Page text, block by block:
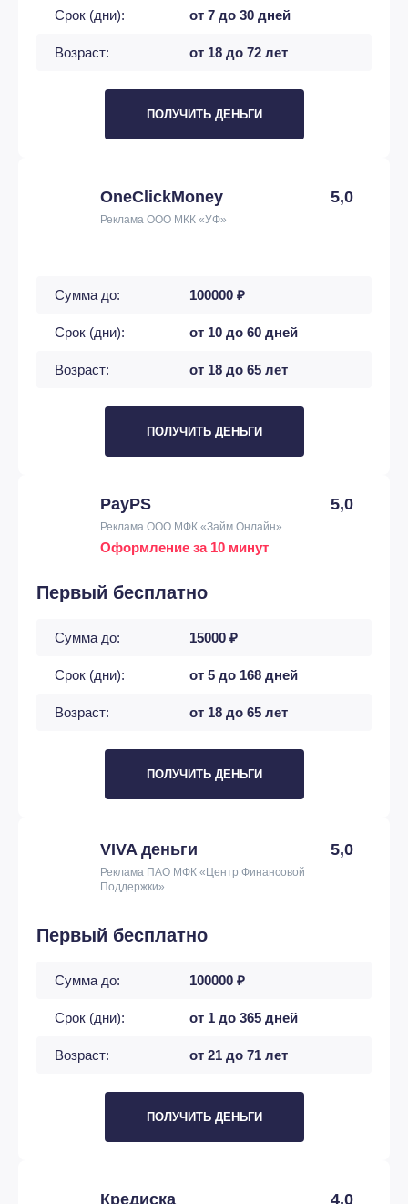
Срок (дни): от 7 до 30 дней
Возраст: от 18 до 72 лет
ПОЛУЧИТЬ ДЕНЬГИ
OneClickMoney 5,0
Реклама ООО МКК «УФ»
Сумма до: 100000 ₽
Срок (дни): от 10 до 60 дней
Возраст: от 18 до 65 лет
ПОЛУЧИТЬ ДЕНЬГИ
PayPS 5,0
Реклама ООО МФК «Займ Онлайн»
Оформление за 10 минут
Первый бесплатно
Сумма до: 15000 ₽
Срок (дни): от 5 до 168 дней
Возраст: от 18 до 65 лет
ПОЛУЧИТЬ ДЕНЬГИ
VIVA деньги 5,0
Реклама ПАО МФК «Центр Финансовой
Поддержки»
Первый бесплатно
Сумма до: 100000 ₽
Срок (дни): от 1 до 365 дней
Возраст: от 21 до 71 лет
ПОЛУЧИТЬ ДЕНЬГИ
Кредиска 4,0